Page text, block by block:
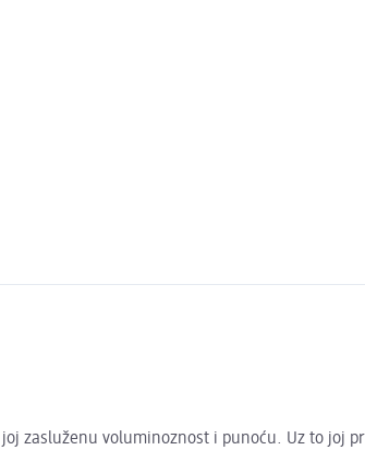
zasluženu voluminoznost i punoću. Uz to joj